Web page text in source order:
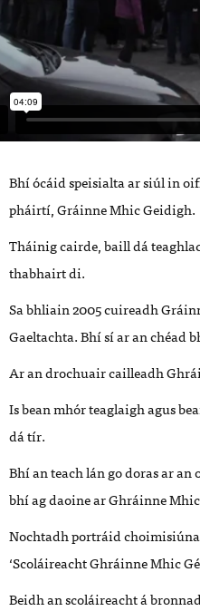
Bhí ócáid speisialta ar siúl in
pháirtí, Gráinne Mhic Geidigh.
Tháinig cairde, baill dá
thabhairt di.
Sa bhliain 2005 cuireadh
Gaeltachta. Bhí sí ar an chéad
Ar an drochuair cailleadh
Is bean mhór teaglaigh agus
dá tír.
Bhí an teach lán go doras ar
bhí ag daoine ar Ghráinne
Nochtadh portráid
‘Scoláireacht Ghráinne Mhic
Beidh an scoláireacht á